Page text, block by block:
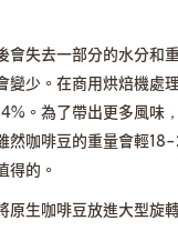
會失去一部分的水分和
變少。在商用烘焙機處
。為了帶出更多風味
然咖啡豆的重量會輕
得的。
原生咖啡豆放進大型旋